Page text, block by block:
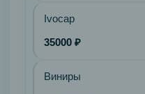
Ivocap
35000 ₽
Виниры